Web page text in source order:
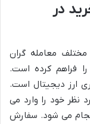
در
معامله گران
فراهم کرده است.
ارز دیجیتال است.
نظر خود را وارد می
می شود. سفارش